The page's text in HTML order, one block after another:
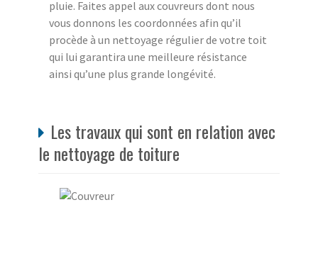
pluie. Faites appel aux couvreurs dont nous
vous donnons les coordonnées afin qu’il
procède à un nettoyage régulier de votre toit
qui lui garantira une meilleure résistance
ainsi qu’une plus grande longévité.
Les travaux qui sont en relation avec
le nettoyage de toiture